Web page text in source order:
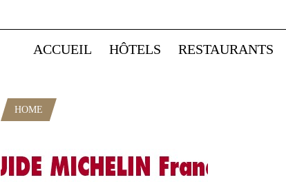
ACCUEIL HÔTELS RESTAURANTS
HOME